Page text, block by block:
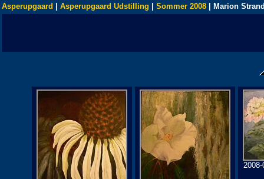
Asperupgaard Asperupgaard Udstilling Sommer 2008 | Marion
2008-